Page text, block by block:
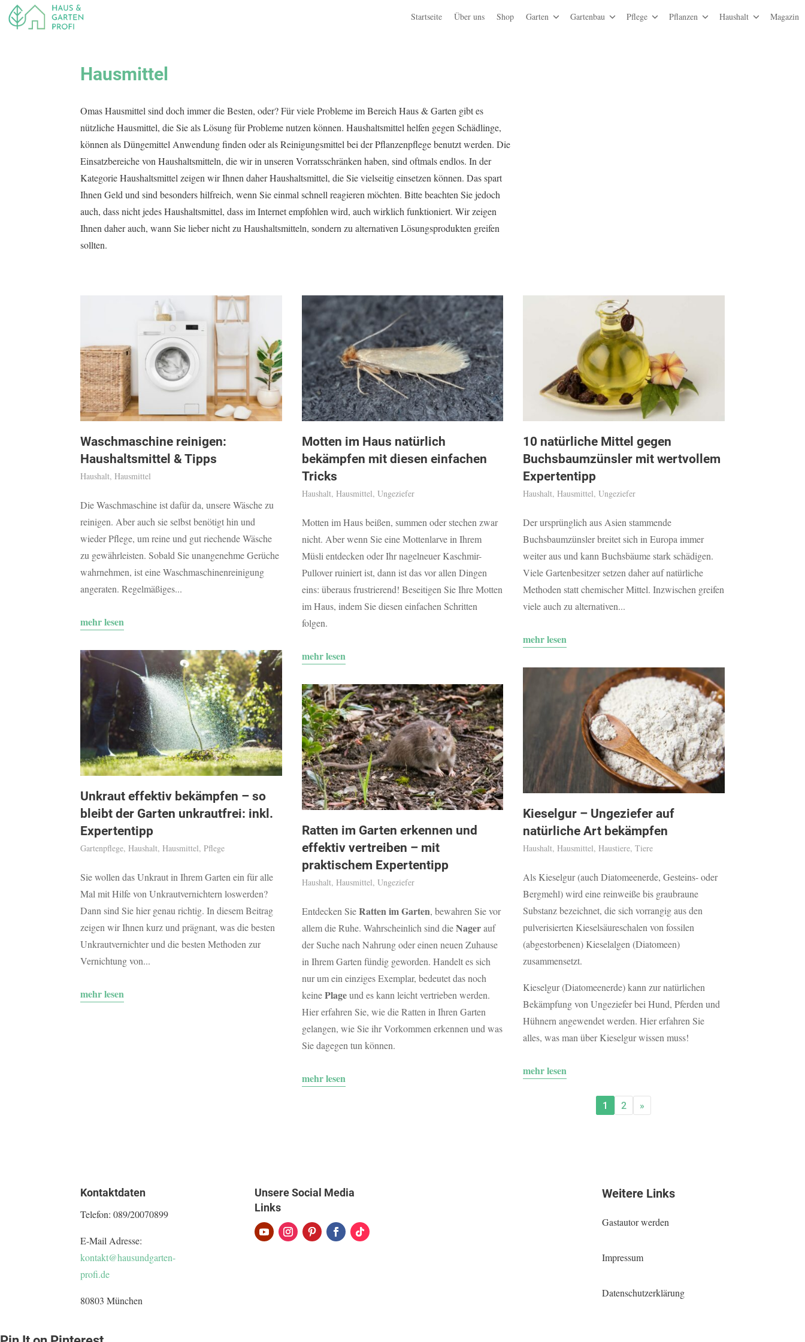
Startseite Über uns Shop Garten Gartenbau Pflege Pflanzen Haushalt Magazin
Hausmittel
Omas Hausmittel sind doch immer die Besten, oder? Für viele Probleme im Bereich Haus & Garten gibt es
nützliche Hausmittel, die Sie als Lösung für Probleme nutzen können. Haushaltsmittel helfen gegen Schädlinge,
können als Düngemittel Anwendung finden oder als Reinigungsmittel bei der Pflanzenpflege benutzt werden. Die
Einsatzbereiche von Haushaltsmitteln, die wir in unseren Vorratsschränken haben, sind oftmals endlos. In der
Kategorie Haushaltsmittel zeigen wir Ihnen daher Haushaltsmittel, die Sie vielseitig einsetzen können. Das spart
Ihnen Geld und sind besonders hilfreich, wenn Sie einmal schnell reagieren möchten. Bitte beachten Sie jedoch
auch, dass nicht jedes Haushaltsmittel, dass im Internet empfohlen wird, auch wirklich funktioniert. Wir zeigen
Ihnen daher auch, wann Sie lieber nicht zu Haushaltsmitteln, sondern zu alternativen Lösungsprodukten greifen
sollten.
Waschmaschine reinigen:
Haushaltsmittel & Tipps
Haushalt,Hausmittel
Die Waschmaschine ist dafür da, unsere Wäsche zu
reinigen. Aber auch sie selbst benötigt hin und
wieder Pflege, um reine und gut riechende Wäsche
zu gewährleisten. Sobald Sie unangenehme Gerüche
wahrnehmen, ist eine Waschmaschinenreinigung
angeraten. Regelmäßiges...
mehr lesen
Unkraut effektiv bekämpfen – so
bleibt der Garten unkrautfrei: inkl.
Expertentipp
Gartenpflege,Haushalt,Hausmittel,Pflege
Sie wollen das Unkraut in Ihrem Garten ein für alle
Mal mit Hilfe von Unkrautvernichtern loswerden?
Dann sind Sie hier genau richtig. In diesem Beitrag
zeigen wir Ihnen kurz und prägnant, was die besten
Unkrautvernichter und die besten Methoden zur
Vernichtung von...
mehr lesen
Motten im Haus natürlich
bekämpfen mit diesen einfachen
Tricks
Haushalt, Hausmittel, Ungeziefer
Motten im Haus beißen, summen oder stechen zwar
nicht. Aber wenn Sie eine Mottenlarve in Ihrem
Müsli entdecken oder Ihr nagelneuer Kaschmir-
Pullover ruiniert ist, dann ist das vor allen Dingen
eins: überaus frustrierend! Beseitigen Sie Ihre Motten
im Haus, indem Sie diesen einfachen Schritten
folgen.
mehr lesen
Ratten im Garten erkennen und
effektiv vertreiben – mit
praktischem Expertentipp
Haushalt, Hausmittel, Ungeziefer
Entdecken SieRatten im Garten, bewahren Sie vor
allem die Ruhe. Wahrscheinlich sind dieNagerauf
der Suche nach Nahrung oder einen neuen Zuhause
in Ihrem Garten fündig geworden. Handelt es sich
nur um ein einziges Exemplar, bedeutet das noch
keinePlageund es kann leicht vertrieben werden.
Hier erfahren Sie, wie die Ratten in Ihren Garten
gelangen, wie Sie ihr Vorkommen erkennen und was
Sie dagegen tun können.
mehr lesen
10 natürliche Mittel gegen
Buchsbaumzünsler mit wertvollem
Expertentipp
Haushalt, Hausmittel, Ungeziefer
Der ursprünglich aus Asien stammende
Buchsbaumzünsler breitet sich in Europa immer
weiter aus und kann Buchsbäume stark schädigen.
Viele Gartenbesitzer setzen daher auf natürliche
Methoden statt chemischer Mittel. Inzwischen greifen
viele auch zu alternativen...
mehr lesen
Kieselgur – Ungeziefer auf
natürliche Art bekämpfen
Haushalt, Hausmittel, Haustiere, Tiere
Als Kieselgur (auch Diatomeenerde, Gesteins- oder
Bergmehl) wird eine reinweiße bis graubraune
Substanz bezeichnet, die sich vorrangig aus den
pulverisierten Kieselsäureschalen von fossilen
(abgestorbenen) Kieselalgen (Diatomeen)
zusammensetzt.
Kieselgur (Diatomeenerde) kann zur natürlichen
Bekämpfung von Ungeziefer bei Hund, Pferden und
Hühnern angewendet werden. Hier erfahren Sie
alles, was man über Kieselgur wissen muss!
mehr lesen
1 2 »
Kontaktdaten
Telefon:089/20070899
E-Mail Adresse:
kontakt@hausundgarten-
profi.de
80803 München
Unsere Social Media
Links
Weitere Links
Gastautor werden
Impressum
Datenschutzerklärung